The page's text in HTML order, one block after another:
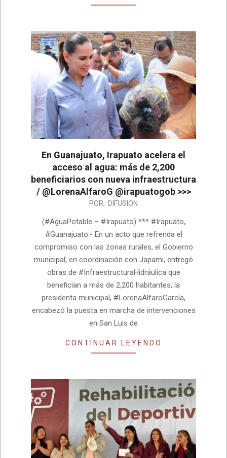
En Guanajuato, Irapuato acelera el
acceso al agua: más de 2,200
beneficiarios con nueva infraestructura
/ @LorenaAlfaroG @irapuatogob >>>
POR: DIFUSION
(#AguaPotable – #Irapuato) *** #Irapuato,
#Guanajuato.- En un acto que refrenda el
compromiso con las zonas rurales, el Gobierno
municipal, en coordinación con Japami, entregó
obras de #InfraestructuraHidráulica que
benefician a más de 2,200 habitantes; la
presidenta municipal, #LorenaAlfaroGarcía,
encabezó la puesta en marcha de intervenciones
en San Luis de
CONTINUAR LEYENDO